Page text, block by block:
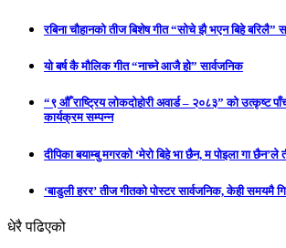
रबिना चौहानको तीज बिशेष गीत “सोचे झै भएन बिहे बरिलै”
यो बर्ष कै मौलिक गीत “नाच्ने आजै हो” सार्वजनिक
“९ औँ राष्ट्रिय लोकदोहोरी अवार्ड – २०८३” को उत्कृष्ट
कार्यक्रम सम्पन्न
दीपिका बयाम्बु मगरको ‘मेरो बिहे भा छैन, म पोइला गा छैन’ले
‘बाडुली हरर’ तीज गीतको पोस्टर सार्वजनिक, केही समयमै
धेरै पढिएको